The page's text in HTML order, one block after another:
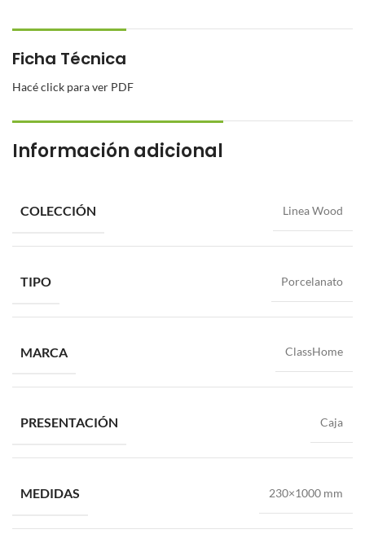
Ficha Técnica
Hacé click para ver PDF
Información adicional
COLECCIÓN Linea Wood
TIPO Porcelanato
MARCA ClassHome
PRESENTACIÓN Caja
MEDIDAS 230×1000 mm